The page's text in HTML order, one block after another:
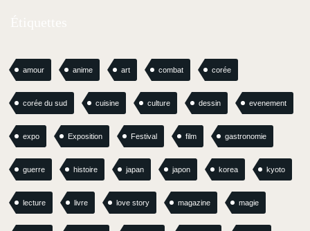
amour anime art combat corée
corée du sud cuisine culture dessin evenement
expo Exposition Festival film gastronomie
guerre histoire japan japon korea kyoto
lecture livre love story magazine magie